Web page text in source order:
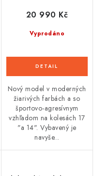
Vyprodáno
20 990 Kč
Nový model v moderných
žiarivých farbách a so
športovo-agresívnym
vzhľadom na kolesách 17
"a 14". Vybavený je
navyše...